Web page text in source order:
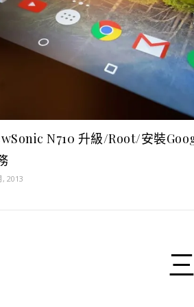
N710 升級/Root/安裝
, 2013